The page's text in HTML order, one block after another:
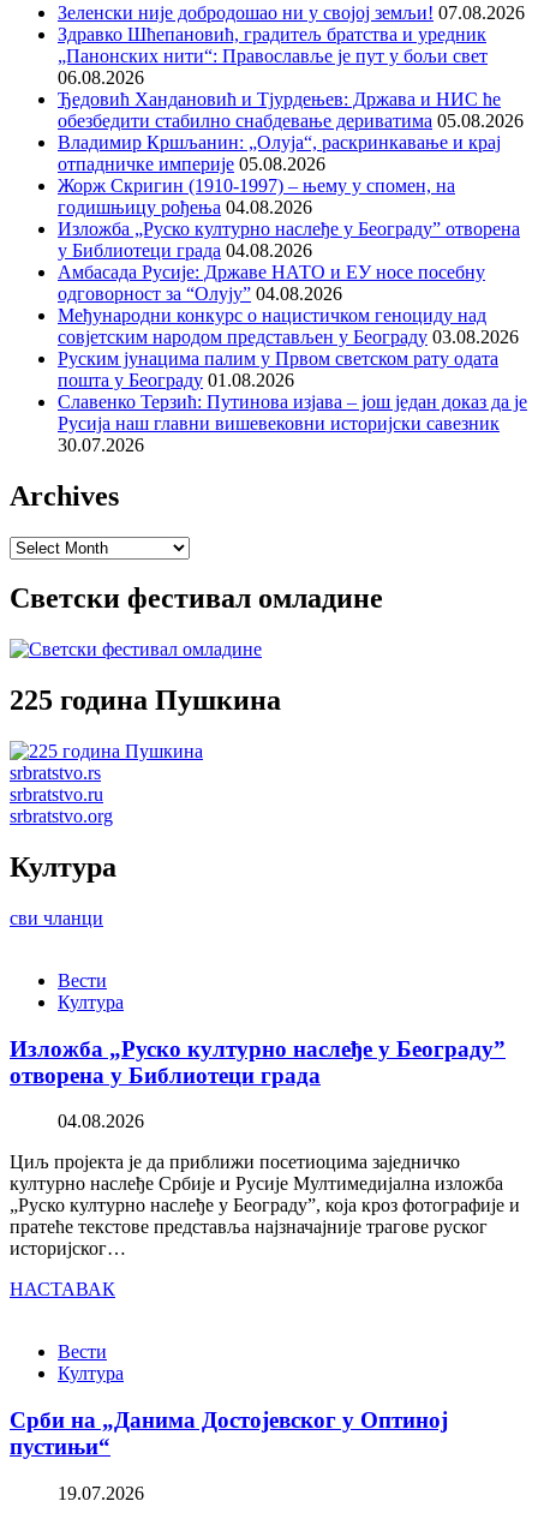
Зеленски није добродошао ни у својој земљи! 07.08.2026
Здравко Шћепановић, градитељ братства и уредник
„Панонских нити“: Православље је пут у бољи свет
06.08.2026
Ђедовић Хандановић и Тјурдењев: Држава и НИС ће
обезбедити стабилно снабдевање дериватима 05.08.2026
Владимир Кршљанин: „Олуја“, раскринкавање и крај
отпадничке империје 05.08.2026
Жорж Скригин (1910-1997) – њему у спомен, на
годишњицу рођења 04.08.2026
Изложба „Руско културно наслеђе у Београду” отворена
у Библиотеци града 04.08.2026
Амбасада Русије: Државе НАТО и ЕУ носе посебну
одговорност за “Олују” 04.08.2026
Међународни конкурс о нацистичком геноциду над
совјетским народом представљен у Београду 03.08.2026
Руским јунацима палим у Првом светском рату одата
пошта у Београду 01.08.2026
Славенко Терзић: Путинова изјава – још један доказ да је
Русија наш главни вишевековни историјски савезник
30.07.2026
Archives
Archives
Светски фестивал омладине
225 година Пушкина
srbratstvo.rs
srbratstvo.ru
srbratstvo.org
Култура
сви чланци
Вести
Култура
Изложба „Руско културно наслеђе у Београду”
отворена у Библиотеци града
04.08.2026
Циљ пројекта је да приближи посетиоцима заједничко
културно наслеђе Србије и Русије Мултимедијална изложба
„Руско културно наслеђе у Београду”, која кроз фотографије и
пратеће текстове представља најзначајније трагове руског
историјског…
НАСТАВАК
Вести
Култура
Срби на „Данима Достојевског у Оптиној
пустињи“
19.07.2026